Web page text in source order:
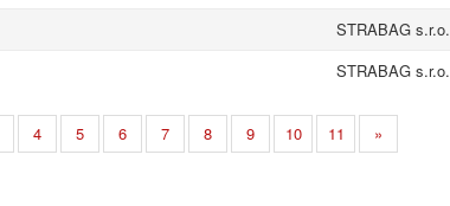
STRABAG s.r.o.
STRABAG s.r.o.
4 5 6 7 8 9 10 11 »